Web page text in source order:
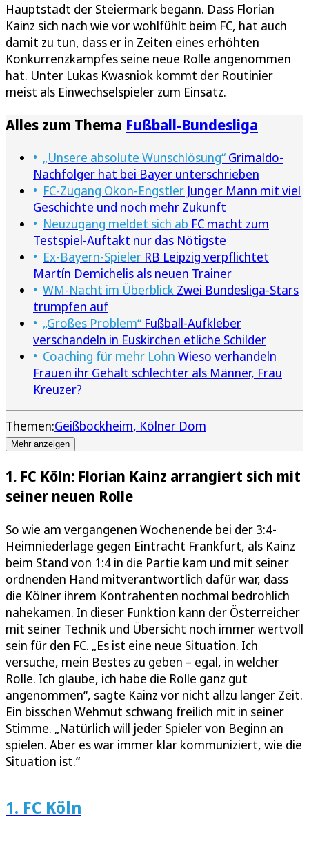
Hauptstadt der Steiermark begann. Dass Florian
Kainz sich nach wie vor wohlfühlt beim FC, hat auch
damit zu tun, dass er in Zeiten eines erhöhten
Konkurrenzkampfes seine neue Rolle angenommen
hat. Unter Lukas Kwasniok kommt der Routinier
meist als Einwechselspieler zum Einsatz.
Alles zum Thema Fußball-Bundesliga
„Unsere absolute Wunschlösung“ Grimaldo-
Nachfolger hat bei Bayer unterschrieben
FC-Zugang Okon-Engstler Junger Mann mit viel
Geschichte und noch mehr Zukunft
Neuzugang meldet sich ab FC macht zum
Testspiel-Auftakt nur das Nötigste
Ex-Bayern-Spieler RB Leipzig verpflichtet
Martín Demichelis als neuen Trainer
WM-Nacht im Überblick Zwei Bundesliga-Stars
trumpfen auf
„Großes Problem“ Fußball-Aufkleber
verschandeln in Euskirchen etliche Schilder
Coaching für mehr Lohn Wieso verhandeln
Frauen ihr Gehalt schlechter als Männer, Frau
Kreuzer?
Themen:Geißbockheim Kölner Dom
Mehr anzeigen
1. FC Köln: Florian Kainz arrangiert sich mit
seiner neuen Rolle
So wie am vergangenen Wochenende bei der 3:4-
Heimniederlage gegen Eintracht Frankfurt, als Kainz
beim Stand von 1:4 in die Partie kam und mit seiner
ordnenden Hand mitverantwortlich dafür war, dass
die Kölner ihrem Kontrahenten nochmal bedrohlich
nahekamen. In dieser Funktion kann der Österreicher
mit seiner Technik und Übersicht noch immer wertvoll
sein für den FC. „Es ist eine neue Situation. Ich
versuche, mein Bestes zu geben – egal, in welcher
Rolle. Ich glaube, ich habe die Rolle ganz gut
angenommen“, sagte Kainz vor nicht allzu langer Zeit.
Ein bisschen Wehmut schwang freilich mit in seiner
Stimme. „Natürlich will jeder Spieler von Beginn an
spielen. Aber es war immer klar kommuniziert, wie die
Situation ist.“
1. FC Köln